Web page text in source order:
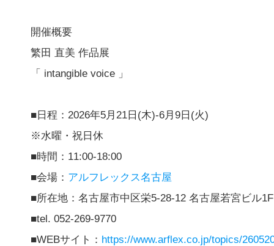
開催概要
繁田 直美 作品展
「 intangible voice 」
■日程：2026年5月21日(木)-6月9日(火)
※水曜・祝日休
■時間：11:00-18:00
■会場： アルフレックス名古屋
■所在地：名古屋市中区栄5-28-12 名古屋若宮ビル1F
■tel. 052-269-9770
■WEBサイト： https://www.arflex.co.jp/topics/